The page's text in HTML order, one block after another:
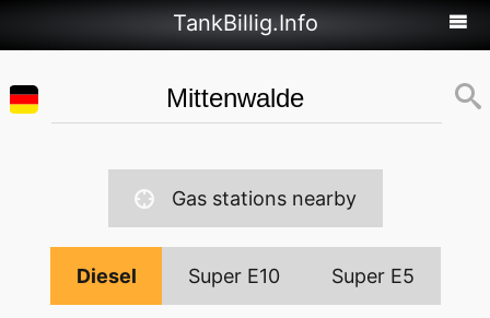
TankBillig.Info
Gas stations nearby
Diesel Super E10 Super E5